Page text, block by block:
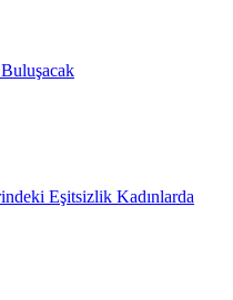
Eşitsizlik Kadınlarda